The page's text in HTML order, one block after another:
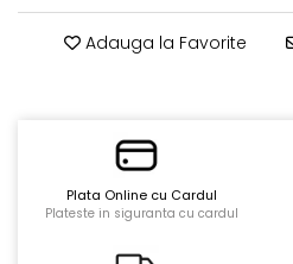
Adauga la Favorite
Plata Online cu Cardul
Plateste in siguranta cu cardul